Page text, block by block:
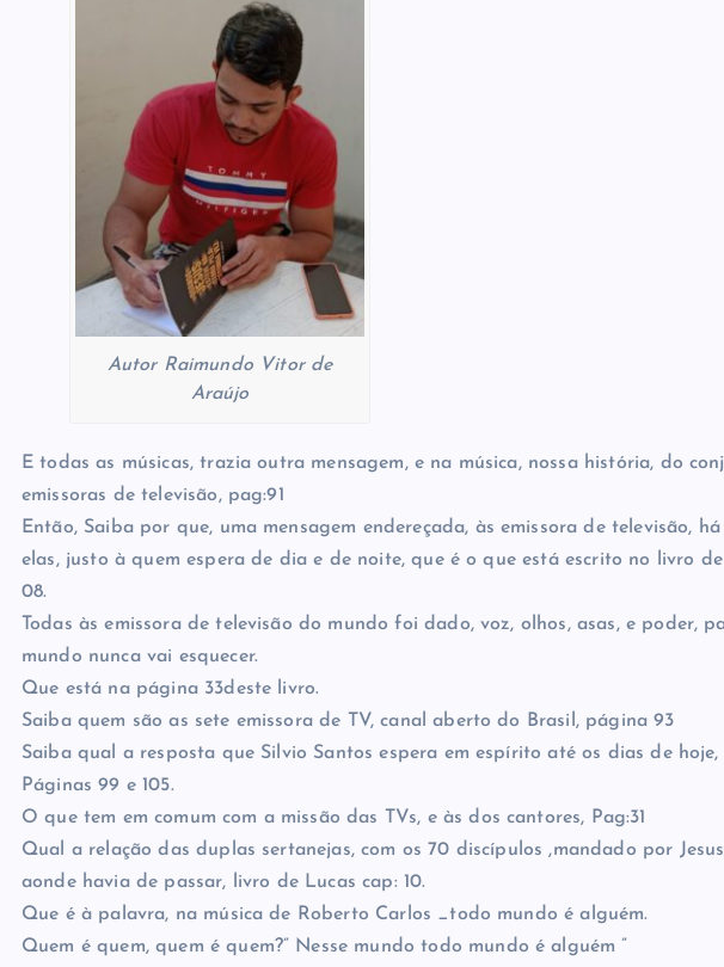
Autor Raimundo Vitor de
Araújo
E todas as músicas, trazia outra mensagem, e na música, nossa história, do
emissoras de televisão, pag:91
Então, Saiba por que, uma mensagem endereçada, às emissora de televisão,
elas, justo à quem espera de dia e de noite, que é o que está escrito no livro
08.
Todas às emissora de televisão do mundo foi dado, voz, olhos, asas, e poder,
mundo nunca vai esquecer.
Que está na página 33deste livro.
Saiba quem são as sete emissora de TV, canal aberto do Brasil, página 93
Saiba qual a resposta que Silvio Santos espera em espírito até os dias de
Páginas 99 e 105.
O que tem em comum com a missão das TVs, e às dos cantores, Pag:31
Qual a relação das duplas sertanejas, com os 70 discípulos ,mandado por
aonde havia de passar, livro de Lucas cap: 10.
Que é à palavra, na música de Roberto Carlos _todo mundo é alguém.
Quem é quem, quem é quem?” Nesse mundo todo mundo é alguém ”